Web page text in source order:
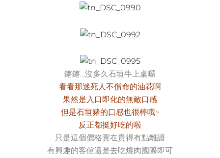
鏘鏘…沒多久石垣牛上桌囉
看看那迷死人不償命的油花啊
果然是入口即化的無敵口感
但是石垣豬的口感也很棒哦~
反正都挺好吃的啦
只是這個價格實在貴得有點離譜
有興趣的客倌還是去吃燒肉國際即可